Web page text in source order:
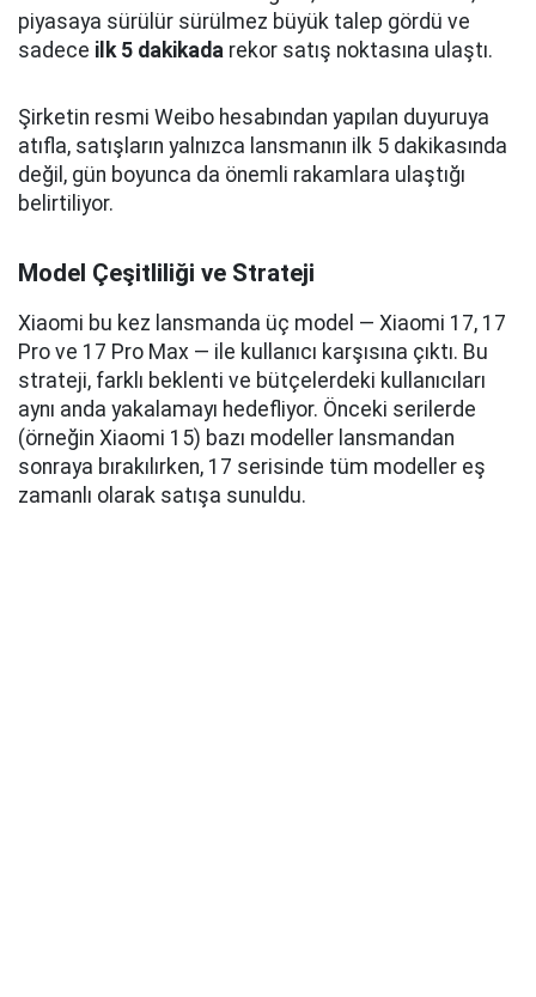
piyasaya sürülür sürülmez büyük talep gördü ve
sadece ilk 5 dakikada rekor satış noktasına ulaştı.
Şirketin resmi Weibo hesabından yapılan duyuruya
atıfla, satışların yalnızca lansmanın ilk 5 dakikasında
değil, gün boyunca da önemli rakamlara ulaştığı
belirtiliyor.
Model Çeşitliliği ve Strateji
Xiaomi bu kez lansmanda üç model — Xiaomi 17, 17
Pro ve 17 Pro Max — ile kullanıcı karşısına çıktı. Bu
strateji, farklı beklenti ve bütçelerdeki kullanıcıları
aynı anda yakalamayı hedefliyor. Önceki serilerde
(örneğin Xiaomi 15) bazı modeller lansmandan
sonraya bırakılırken, 17 serisinde tüm modeller eş
zamanlı olarak satışa sunuldu.